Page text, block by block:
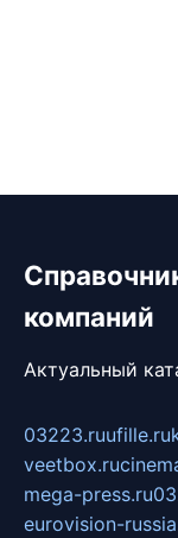
компаний
Актуальный
03223.ruufille.ru
veetbox.ru
mega-press.ru
eurovision-